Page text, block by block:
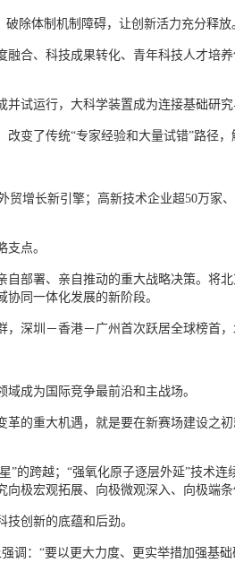
除体制机制障碍，让创新活力充分释放
融合、科技成果转化、青年科技人才
试运行，大科学装置成为连接基础研究
改变了传统“专家经验和大量试错”路
贸增长新引擎；高新技术企业超50万
点。
部署、亲自推动的重大战略决策。将
同一体化发展的新阶段。
深圳－香港－广州首次跃居全球榜首
成为国际竞争最前沿和主战场。
的重大机遇，就是要在新赛场建设之
”的跨越；“强氧化原子逐层外延”技
极宏观拓展、向极微观深入、向极端条
创新的底蕴和后劲。
调：“要以更大力度、更实举措加强基